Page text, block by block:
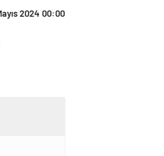
2024 00:00